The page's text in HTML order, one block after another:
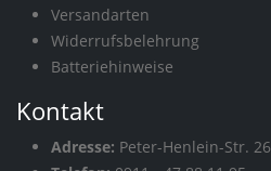
Versandarten
Widerrufsbelehrung
Batteriehinweise
Kontakt
Adresse: Peter-Henlein-Str. 26